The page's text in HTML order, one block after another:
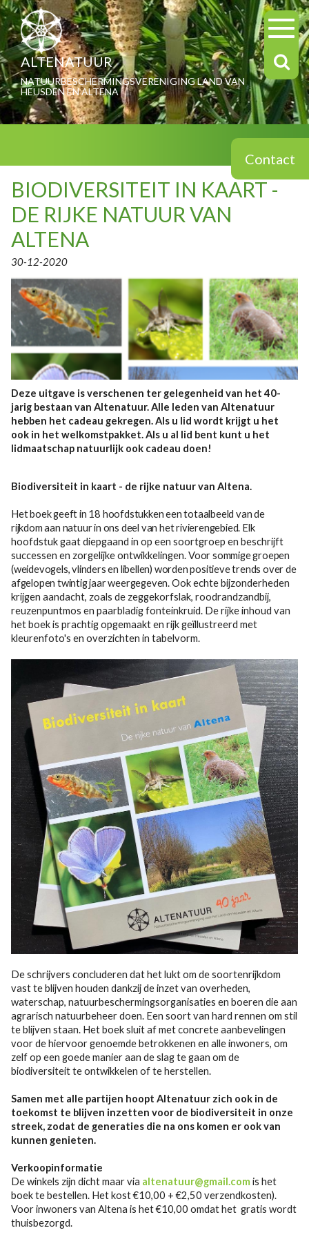
ALTENATUUR
NATUURBESCHERMINGSVERENIGING LAND VAN
HEUSDEN EN ALTENA
Contact
BIODIVERSITEIT IN KAART -
DE RIJKE NATUUR VAN
ALTENA
30-12-2020
Deze uitgave is verschenen ter gelegenheid van het 40-
jarig bestaan van Altenatuur. Alle leden van Altenatuur
hebben het cadeau gekregen. Als u lid wordt krijgt u het
ook in het welkomstpakket. Als u al lid bent kunt u het
lidmaatschap natuurlijk ook cadeau doen!
Biodiversiteit in kaart - de rijke natuur van Altena.
Het boek geeft in 18 hoofdstukken een totaalbeeld van de
rijkdom aan natuur in ons deel van het rivierengebied. Elk
hoofdstuk gaat diepgaand in op een soortgroep en beschrijft
successen en zorgelijke ontwikkelingen.Voor sommige groepen
(weidevogels, vlinders en libellen) worden positieve trends over de
afgelopen twintig jaar weergegeven.Ook echte bijzonderheden
krijgen aandacht, zoals de zeggekorfslak, roodrandzandbij,
reuzenpuntmos en paarbladig fonteinkruid. De rijke inhoud van
het boek is prachtig opgemaakt en rijk geïllustreerd met
kleurenfoto's en overzichten in tabelvorm.
De schrijvers concluderen dat het lukt om de soortenrijkdom
vast te blijven houden dankzij de inzet van overheden,
waterschap, natuurbeschermingsorganisaties en boeren die aan
agrarisch natuurbeheer doen. Een soort van hard rennen om stil
te blijven staan. Het boek sluit af met concrete aanbevelingen
voor de hiervoor genoemde betrokkenen en alle inwoners, om
zelf op een goede manier aan de slag te gaan om de
biodiversiteit te ontwikkelen of te herstellen.
Samen met alle partijen hoopt Altenatuur zich ook in de
toekomst te blijven inzetten voor de biodiversiteit in onze
streek, zodat de generaties die na ons komen er ook van
kunnen genieten.
Verkoopinformatie
De winkels zijn dicht maar via altenatuur@gmail.comis het
boek te bestellen. Het kost €10,00 + €2,50 verzendkosten).
Voor inwoners van Altena is het €10,00 omdat het gratis wordt
thuisbezorgd.